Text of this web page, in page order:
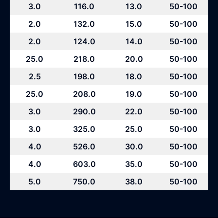
3.0
116.0 13.0
50-100
2.0
132.0 15.0
50-100
2.0
124.0 14.0
50-100
25.0
218.0 20.0
50-100
2.5
198.0 18.0
50-100
25.0
208.0 19.0
50-100
3.0
290.0 22.0
50-100
3.0
325.0 25.0
50-100
4.0
526.0 30.0
50-100
4.0
603.0 35.0
50-100
5.0
750.0 38.0 50-100